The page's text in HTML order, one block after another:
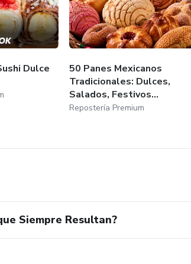
Dulce
50 Panes Mexicanos
Tradicionales: Dulces,
Salados, Festivos...
Repostería Premium
Siempre Resultan?